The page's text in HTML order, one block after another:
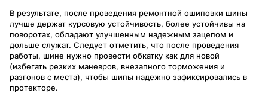
В результате, после проведения ремонтной ошиповки шины
лучше держат курсовую устойчивость, более устойчивы на
поворотах, обладают улучшенным надежным зацепом и
дольше служат. Следует отметить, что после проведения
работы, шине нужно провести обкатку как для новой
(избегать резких маневров, внезапного торможения и
разгонов с места), чтобы шипы надежно зафиксировались в
протекторе.